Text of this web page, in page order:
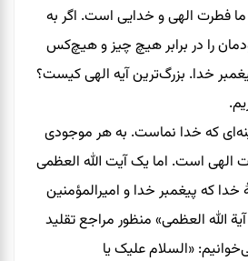
فطرت الهی و خدایی است. اگر به
را در برابر هیچ چیز و هیچ‌کس
خدا. بزرگ‌ترین آیه الهی کیست؟
که خدا نماست. به هر موجودی
الهی است. اما یک آیت‌ الله‌ العظمی
خدا که پیغمبر خدا و امیرالمؤمنین
الله العظمی» منظور مراجع تقلید
«السلام علیک یا